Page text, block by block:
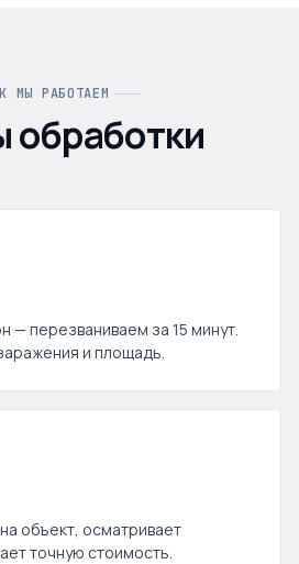
МЫ РАБОТАЕМ
обработки
— перезваниваем за 15 минут.
и площадь.
объект, осматривает
точную стоимость.